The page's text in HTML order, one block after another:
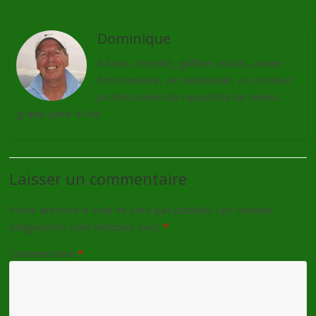
Dominique
64 ans, retraité, golfeur assidu, ancien
fonctionnaire, ex-tennisman, ex-cordeur
professionnel de raquettes de tennis,
grand-père 4 fois.
Laisser un commentaire
Votre adresse e-mail ne sera pas publiée. Les champs
obligatoires sont indiqués avec*
Commentaire*